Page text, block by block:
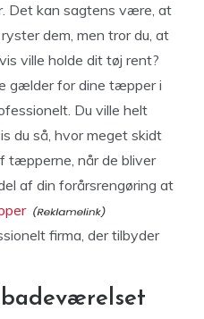
Det kan sagtens være, at
dem, men tror du, at
ville holde dit tøj rent?
gælder for dine tæpper i
Du ville helt
du så, hvor meget skidt
tæpperne, når de bliver
af din forårsrengøring at
firma, der tilbyder